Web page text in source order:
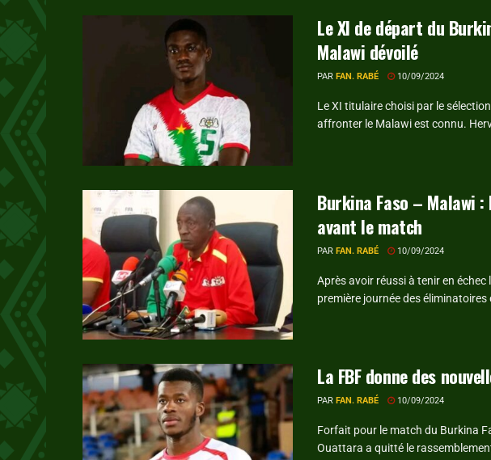
Le XI de départ du
Malawi dévoilé
PAR FAN. RABÉ 10/09/2024
Le XI titulaire choisi par le
affronter le Malawi est connu.
Burkina Faso – Malawi
avant le match
PAR FAN. RABÉ 10/09/2024
Après avoir réussi à tenir en
première journée des éliminatoires
La FBF donne des
PAR FAN. RABÉ 10/09/2024
Forfait pour le match du Burkina
Ouattara a quitté le